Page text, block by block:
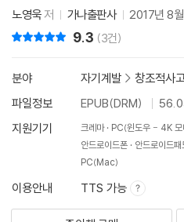
노영욱저 가나출판사 2017년 8
9.3 (3건)
분야 자기계발 > 창조적사
파일정보
EPUB(DRM)
지원기기
크레마 PC(윈도우 - 4K 모
안드로이드폰
안드로이드패
PC(Mac)
이용안내 TTS 가능